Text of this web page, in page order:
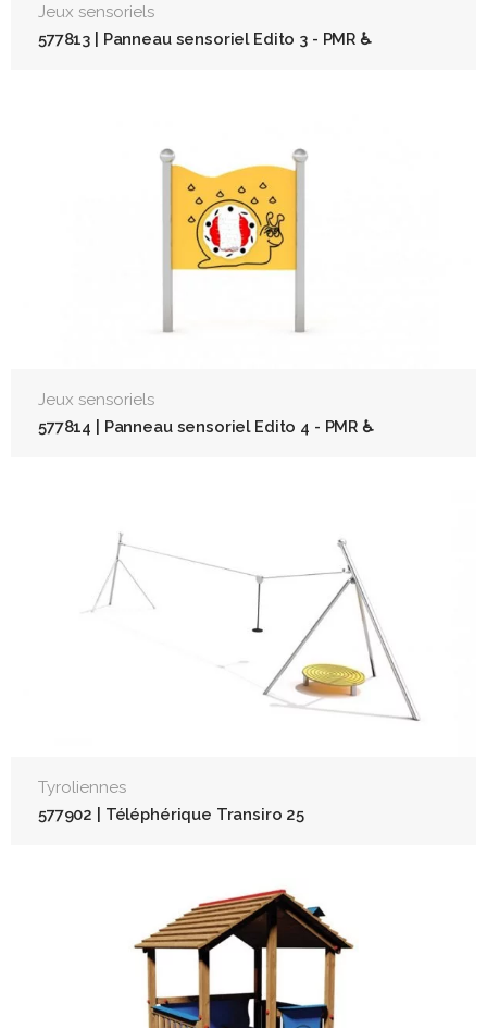
Jeux sensoriels
577813 | Panneau sensoriel Edito 3 - PMR ♿
Jeux sensoriels
577814 | Panneau sensoriel Edito 4 - PMR ♿
Tyroliennes
577902 | Téléphérique Transiro 25